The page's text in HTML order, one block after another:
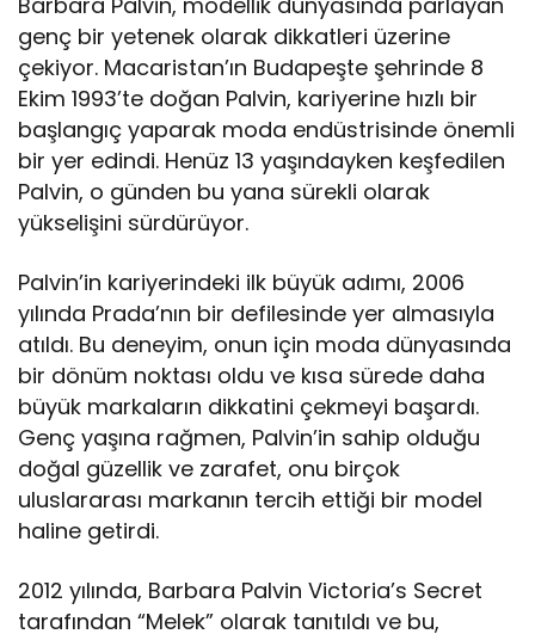
genç bir yetenek olarak dikkatleri üzerine
çekiyor. Macaristan’ın Budapeşte şehrinde 8
Ekim 1993’te doğan Palvin, kariyerine hızlı bir
başlangıç yaparak moda endüstrisinde önemli
bir yer edindi. Henüz 13 yaşındayken keşfedilen
Palvin, o günden bu yana sürekli olarak
yükselişini sürdürüyor.
Palvin’in kariyerindeki ilk büyük adımı, 2006
yılında Prada’nın bir defilesinde yer almasıyla
atıldı. Bu deneyim, onun için moda dünyasında
bir dönüm noktası oldu ve kısa sürede daha
büyük markaların dikkatini çekmeyi başardı.
Genç yaşına rağmen, Palvin’in sahip olduğu
doğal güzellik ve zarafet, onu birçok
uluslararası markanın tercih ettiği bir model
haline getirdi.
2012 yılında, Barbara Palvin Victoria’s Secret
tarafından “Melek” olarak tanıtıldı ve bu,